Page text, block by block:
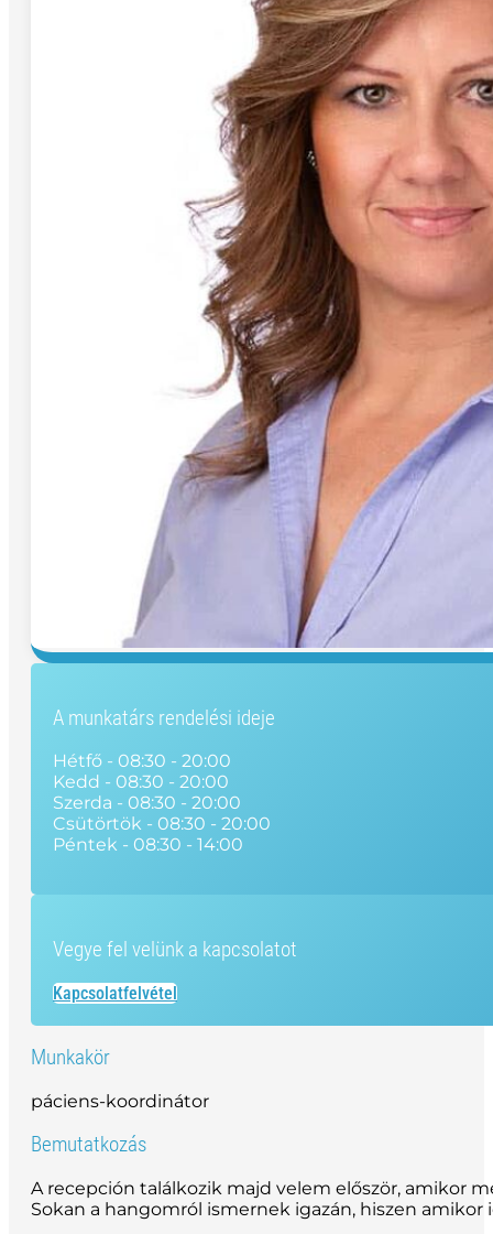
A munkatárs rendelési ideje
Hétfő - 08:30 - 20:00
Kedd - 08:30 - 20:00
Szerda - 08:30 - 20:00
Csütörtök - 08:30 - 20:00
Péntek - 08:30 - 14:00
Vegye fel velünk a kapcsolatot
Kapcsolatfelvétel
Munkakör
páciens-koordinátor
Bemutatkozás
A recepción találkozik majd velem először, amikor
Sokan a hangomról ismernek igazán, hiszen